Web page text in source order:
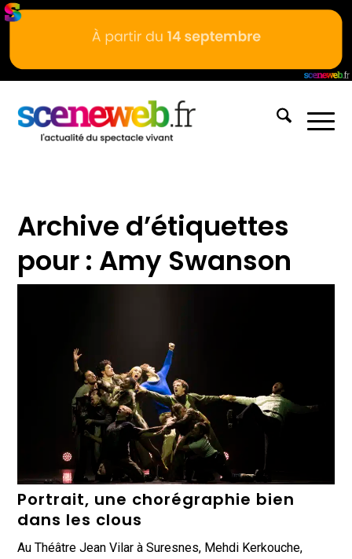
Archive d’étiquettes
pour : Amy Swanson
Portrait, une chorégraphie bien
dans les clous
Au Théâtre Jean Vilar à Suresnes, Mehdi Kerkouche,